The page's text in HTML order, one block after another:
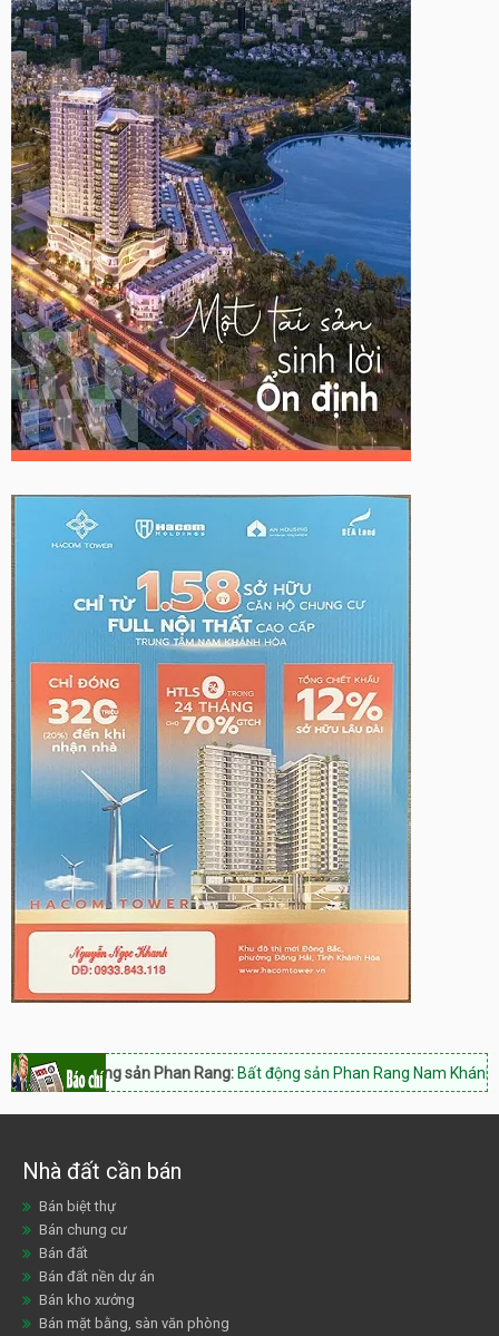
Bất động sản Phan Rang: Bất động sản Phan Rang Nam Khánh Hòa,
Nhà đất cần bán
Bán biệt thự
Bán chung cư
Bán đất
Bán đất nền dự án
Bán kho xưởng
Bán mặt bằng, sàn văn phòng